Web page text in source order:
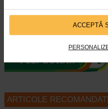
ACCEPTĂ
ViroProtect Imun+ este un
ARTICOLE